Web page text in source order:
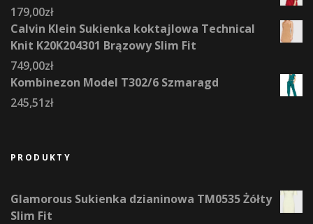
179,00zł
Calvin Klein Sukienka koktajlowa Technical
Knit K20K204301 Brązowy Slim Fit
749,00zł
Kombinezon Model T302/6 Szmaragd
245,51zł
PRODUKTY
Glamorous Sukienka dzianinowa TM0535 Żółty
Slim Fit